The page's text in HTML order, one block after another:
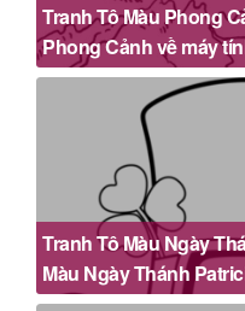
Tranh Tô Màu Phong
Phong Cảnh về máy
Tranh Tô Màu Ngày
Màu Ngày Thánh